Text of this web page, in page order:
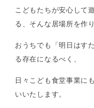
こどもたちが安心して
る、そんな居場所を作
おうちでも「明日はす
る存在になるべく、
日々こども食堂事業に
いいたします。